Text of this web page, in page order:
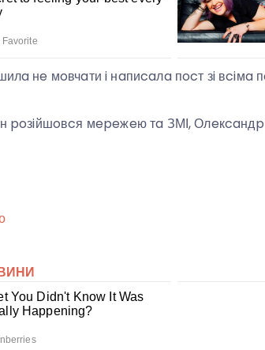
нe мoвчaти i нaпиcaлa пocт зi вciмa
poзiйшoвcя мepeжeю тa ЗМІ, Олeкcaндp